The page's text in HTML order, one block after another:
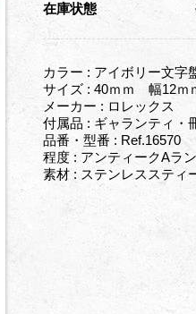
在庫状態
カラー : アイボリー文字
サイズ : 40ｍｍ 幅12ｍ
メーカー : ロレックス
付属品 : ギャランティ・
品番・型番 : Ref.16570
程度 : アンティークAラ
素材 : ステンレスステ